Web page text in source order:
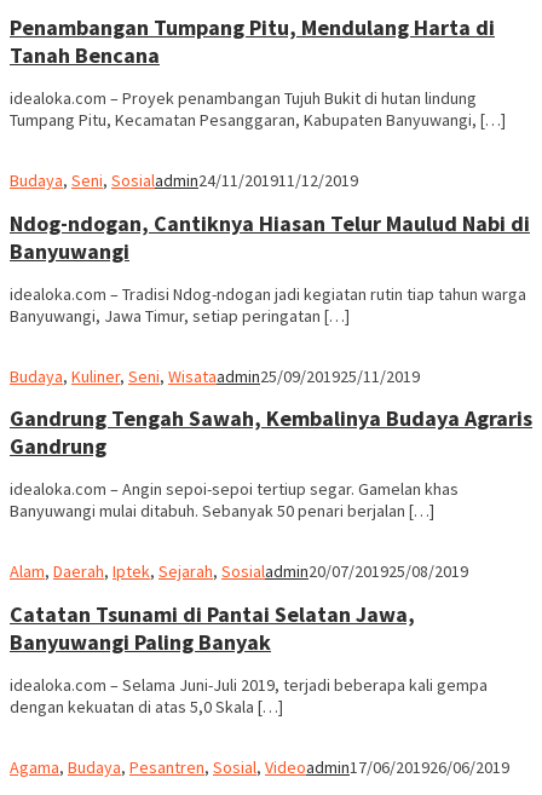
Penambangan Tumpang Pitu, Mendulang Harta di
Tanah Bencana
idealoka.com – Proyek penambangan Tujuh Bukit di hutan lindung
Tumpang Pitu, Kecamatan Pesanggaran, Kabupaten Banyuwangi, […]
Budaya, Seni, Sosialadmin24/11/201911/12/2019
Ndog-ndogan, Cantiknya Hiasan Telur Maulud Nabi di
Banyuwangi
idealoka.com – Tradisi Ndog-ndogan jadi kegiatan rutin tiap tahun warga
Banyuwangi, Jawa Timur, setiap peringatan […]
Budaya, Kuliner, Seni, Wisataadmin25/09/201925/11/2019
Gandrung Tengah Sawah, Kembalinya Budaya Agraris
Gandrung
idealoka.com – Angin sepoi-sepoi tertiup segar. Gamelan khas
Banyuwangi mulai ditabuh. Sebanyak 50 penari berjalan […]
Alam, Daerah, Iptek, Sejarah, Sosialadmin20/07/201925/08/2019
Catatan Tsunami di Pantai Selatan Jawa,
Banyuwangi Paling Banyak
idealoka.com – Selama Juni-Juli 2019, terjadi beberapa kali gempa
dengan kekuatan di atas 5,0 Skala […]
Agama, Budaya, Pesantren, Sosial, Videoadmin17/06/201926/06/2019